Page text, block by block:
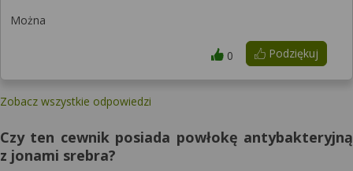
Można
Podziękuj
0
Zobacz wszystkie odpowiedzi
Czy ten cewnik posiada powłokę antybakteryjną
z jonami srebra?